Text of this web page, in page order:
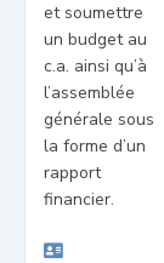
et soumettre
un budget au
c.a. ainsi qu’à
l’assemblée
générale sous
la forme d’un
rapport
financier.